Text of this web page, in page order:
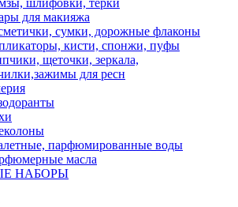
для макияжа
сумки, дорожные флаконы
кисти, спонжи, пуфы
щеточки, зеркала,
для ресн
парфюмированные воды
масла
НАБОРЫ